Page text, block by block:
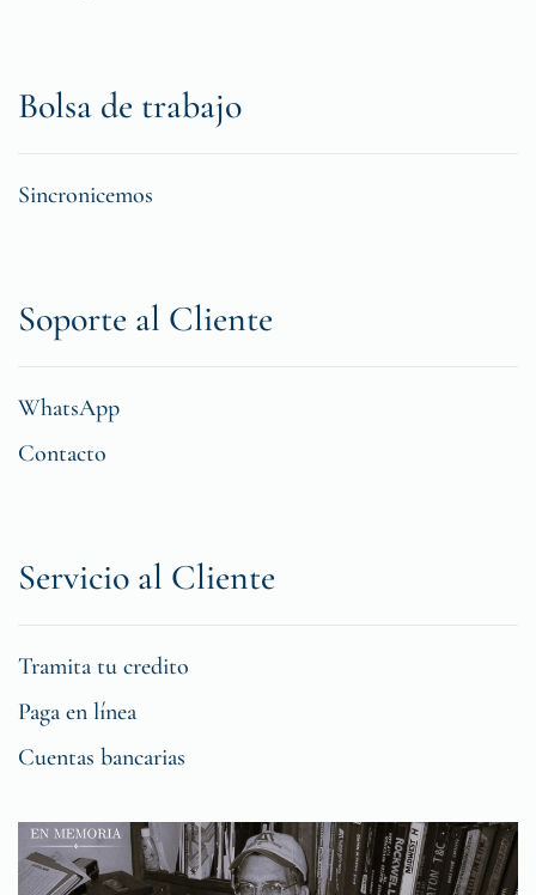
Bolsa de trabajo
Sincronicemos
Soporte al Cliente
WhatsApp
Contacto
Servicio al Cliente
Tramita tu credito
Paga en línea
Cuentas bancarias